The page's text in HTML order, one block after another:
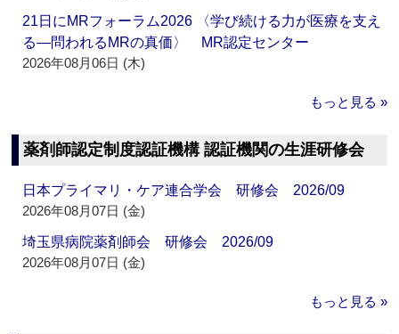
21日にMRフォーラム2026 〈学び続ける力が医療を支え
る―問われるMRの真価〉 MR認定センター
2026年08月06日 (木)
もっと見る »
薬剤師認定制度認証機構 認証機関の生涯研修会
日本プライマリ・ケア連合学会 研修会 2026/09
2026年08月07日 (金)
埼玉県病院薬剤師会 研修会 2026/09
2026年08月07日 (金)
もっと見る »